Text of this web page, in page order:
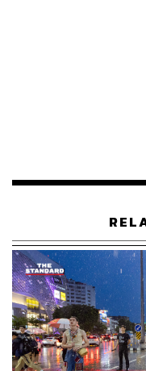
กริน วสุ
เกาะติดความเคลื่อนไห
วิเคราะห์ กติกาการเลื
2569 แบบเรียลไทม์ ได้